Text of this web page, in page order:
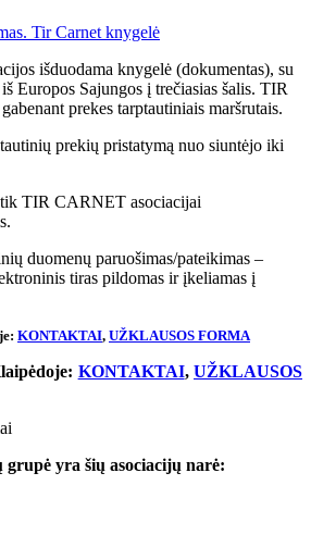
išduodama knygelė (dokumentas), su
Europos Sajungos į trečiasias šalis. TIR
prekes tarptautiniais maršrutais.
prekių pristatymą nuo siuntėjo iki
tik TIR CARNET asociacijai
duomenų paruošimas/pateikimas –
tiras pildomas ir įkeliamas į
KONTAKTAI, UŽKLAUSOS FORMA
KONTAKTAI,UŽKLAUSOS
yra šių asociacijų narė: